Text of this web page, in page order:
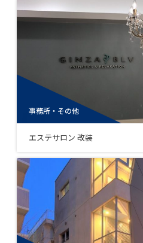
事務所・その他
エステサロン 改装